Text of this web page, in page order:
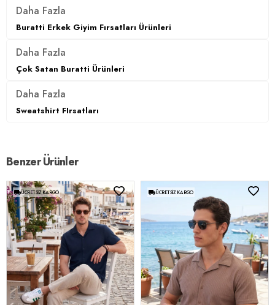
Daha Fazla
Buratti Erkek Giyim Fırsatları Ürünleri
Daha Fazla
Çok Satan Buratti Ürünleri
Daha Fazla
Sweatshirt FIrsatları
Benzer Ürünler
ÜCRETSIZ KARGO ÜCRETSIZ KARGO